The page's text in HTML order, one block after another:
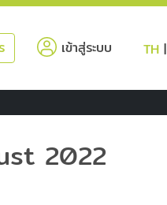
เข้าสู่ระบบ(current)
TH|
2022